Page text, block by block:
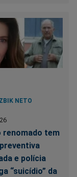
NETO
renomado tem
e polícia
“suicídio” da